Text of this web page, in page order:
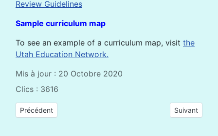
Review Guidelines
Sample curriculum map
To see an example of a curriculum map, visit the
Utah Education Network.
Mis à jour : 20 Octobre 2020
Clics : 3616
Article précédent : RDC : l'IA au service de la
Précédent Article
Suivant